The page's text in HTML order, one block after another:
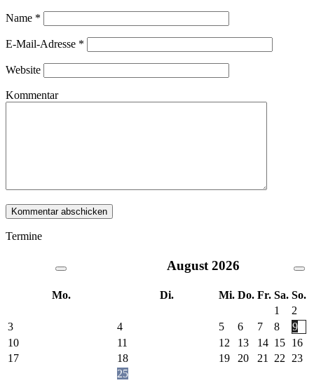
Name *
E-Mail-Adresse *
Website
Kommentar
Termine
August 2026
Mo. Di. Mi. Do. Fr. Sa. So.
1
2
3
4 5 6 7 8
9
10
11 12 13 14 15 16
17
18 19 20 21 22 23
25